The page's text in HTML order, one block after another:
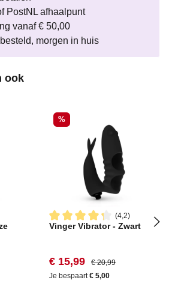
PostNL afhaalpunt
vanaf € 50,00
morgen in huis
ook
van 4.3 van 5 sterren
Korting
%
(4,2)
Gemiddelde waardering van
Vinger Vibrator - Zwart
Verkoopprijs:
€ 15,99 Normale prijs:
€ 20,99
Je bespaart€ 5,00